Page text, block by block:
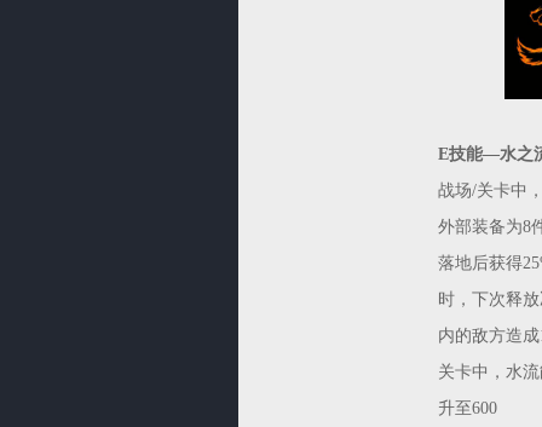
E技能—水之
战场/关卡中
外部装备为8
落地后获得
时，下次释
内的敌方造
关卡中，水
升至600